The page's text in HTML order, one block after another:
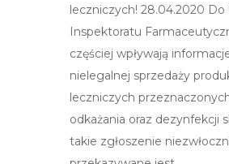
leczniczych! 28.04.2020 Do
Inspektoratu
częściej wpływają
nielegalnej sprzedaży
leczniczych
odkażania oraz dezynfekcji
takie zgłoszenie